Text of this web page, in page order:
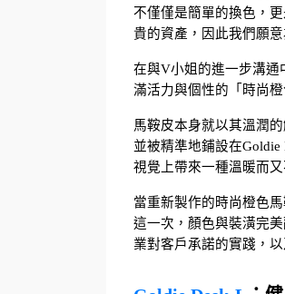
不僅僅是簡單的換色，
貴的資產，因此我們願
在與V小姐的進一步溝通
滿活力與個性的「時尚
馬鞍皮本身就以其溫潤
並被精準地鋪設在
視覺上帶來一種溫暖而
當重新製作的時尚橙色
這一次，顏色與裝潢完
業對客戶承諾的實踐，